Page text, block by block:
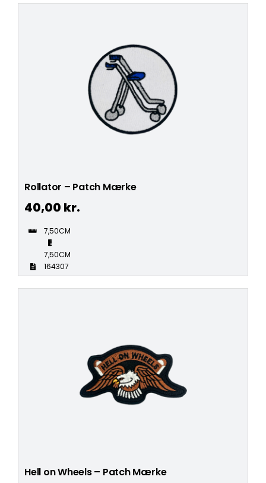
Rollator – Patch Mærke
40,00 kr.
7,50CM
7,50CM
164307
Hell on Wheels – Patch Mærke